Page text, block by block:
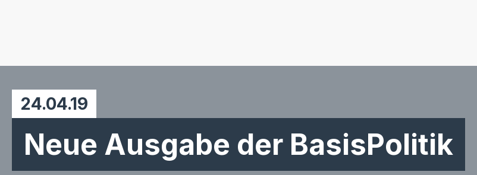
24.04.19
Neue Ausgabe der BasisPolitik